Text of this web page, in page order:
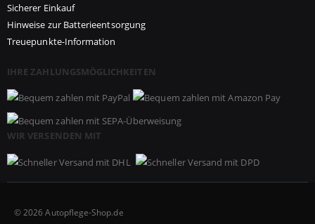
Sicherer Einkauf
Hinweise zur Batterieentsorgung
Treuepunkte-Information
IHRE ZAHLUNGSMÖGLICHKEITEN
WIR VERSENDEN MIT
© 2026 Autopflege-Shop.de